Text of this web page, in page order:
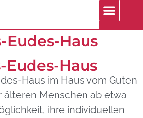
Eudes-Haus
Eudes-Haus
Haus im Haus vom Guten
älteren Menschen ab etwa
ihre individuellen